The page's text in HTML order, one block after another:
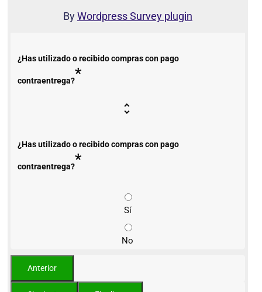
ByWordpress Survey plugin
¿Has utilizado o recibido compras con pago
contraentrega?*
¿Has utilizado o recibido compras con pago
contraentrega?*
Sí
No